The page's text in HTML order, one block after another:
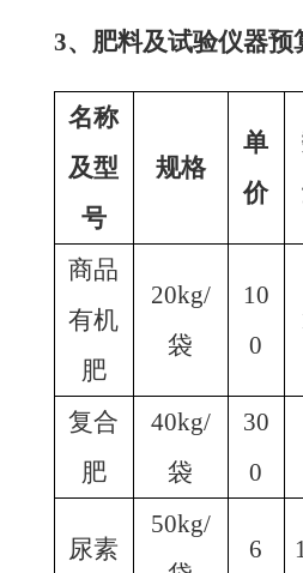
3、肥料及试验仪器预
名称
及型
号
规格
单
价
商品
有机
肥
20kg/
袋
10
0
复合
肥
40kg/
袋
30
0
尿素
50kg/
6